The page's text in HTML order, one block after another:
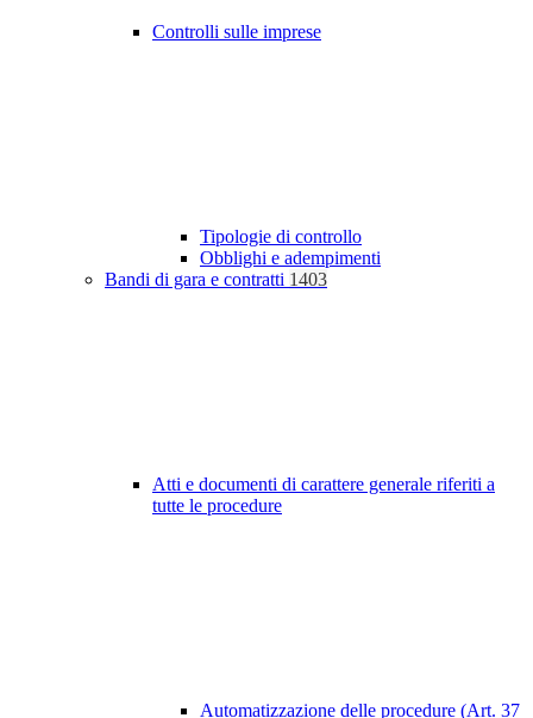
Controlli sulle imprese
Tipologie di controllo
Obblighi e adempimenti
Bandi di gara e contratti 1403
Atti e documenti di carattere generale riferiti a
tutte le procedure
Automatizzazione delle procedure (Art. 37